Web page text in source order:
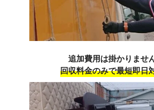
追加費用は掛かりませ
回収料金のみで最短即日